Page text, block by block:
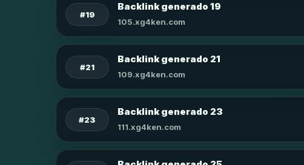
#19
Backlink generado 19
105.xg4ken.com
#21
Backlink generado 21
109.xg4ken.com
#23
Backlink generado 23
111.xg4ken.com